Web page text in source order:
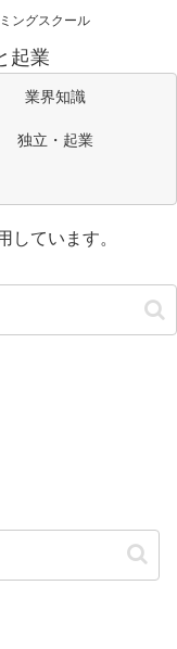
ングスクール
起業
業界知識
独立・起業
ています。